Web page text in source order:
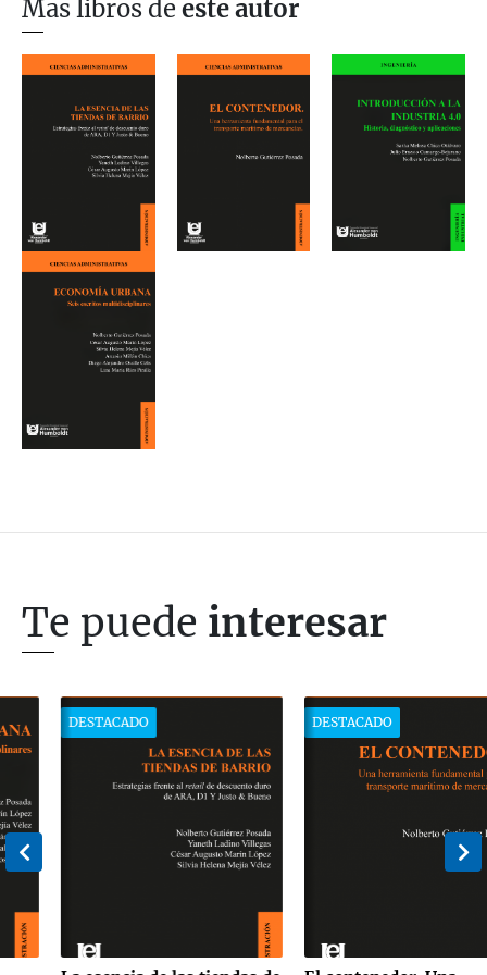
Mas libros de este autor
Te puede interesar
DESTACADO DESTACADO